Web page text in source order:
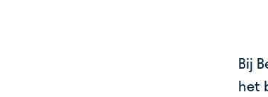
Bij
het